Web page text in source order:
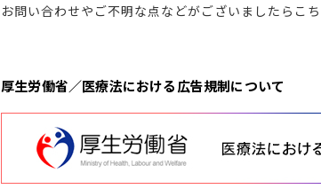
お問い合わせやご不明な点などがございましたらこ
厚生労働省／医療法における広告規制について